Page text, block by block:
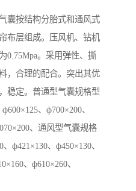
囊按结构分胎式和通风式
布层组成。压风机、钻机
0.75Mpa。采用弹性、撕
，合理的配合。突出其优
稳定。普通型气囊规格型
、ф700×200、
、通风型气囊规格
ф421×130、ф450×130、
、ф610×260、